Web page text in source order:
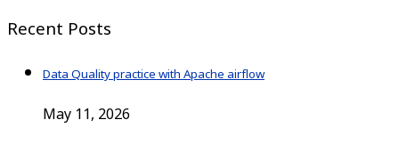
Recent Posts
Data Quality practice with Apache airflow
May 11, 2026